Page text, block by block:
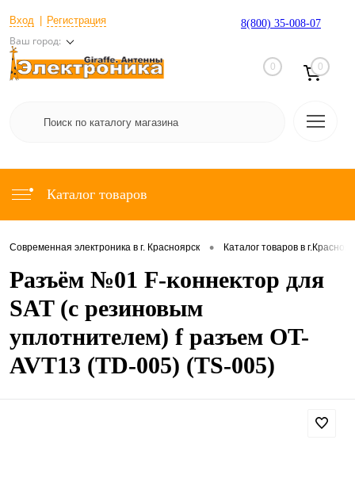
Вход Регистрация
Ваш город:
8(800) 35-008-07
0 0
Каталог товаров
Современная электроника в г. Красноярск • Каталог товаров в
Разъём №01 F-коннектор для
SAT (с резиновым
уплотнителем) f разъем OT-
AVT13 (TD-005) (TS-005)